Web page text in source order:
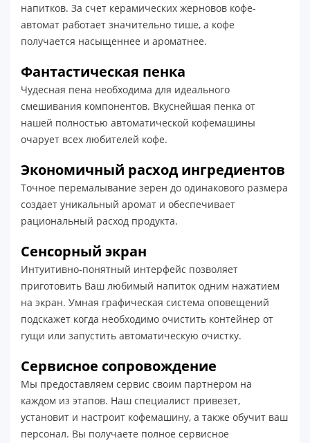
напитков. За счет керамических жерновов кофе-
автомат работает значительно тише, а кофе
получается насыщеннее и ароматнее.
Фантастическая пенка
Чудесная пена необходима для идеального
смешивания компонентов. Вкуснейшая пенка от
нашей полностью автоматической кофемашины
очарует всех любителей кофе.
Экономичный расход ингредиентов
Точное перемалывание зерен до одинакового размера
создает уникальный аромат и обеспечивает
рациональный расход продукта.
Сенсорный экран
Интуитивно-понятный интерфейс позволяет
приготовить Ваш любимый напиток одним нажатием
на экран. Умная графическая система оповещений
подскажет когда необходимо очистить контейнер от
гущи или запустить автоматическую очистку.
Сервисное сопровождение
Мы предоставляем сервис своим партнером на
каждом из этапов. Наш специалист привезет,
установит и настроит кофемашину, а также обучит ваш
персонал. Вы получаете полное сервисное